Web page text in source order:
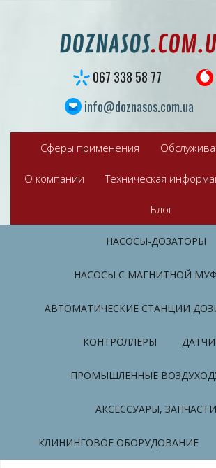
067 338 58 77
info@doznasos.com.ua
Сферы применения
О компании Техническая
Блог
НАСОСЫ-ДОЗАТОРЫ
НАСОСЫ С МАГНИТНОЙ
АВТОМАТИЧЕСКИЕ СТАНЦИИ
КОНТРОЛЛЕРЫ
ПРОМЫШЛЕННЫЕ
АКСЕССУАРЫ, ЗАПЧАСТИ
КЛИНИНГОВОЕ ОБОРУДОВАНИЕ